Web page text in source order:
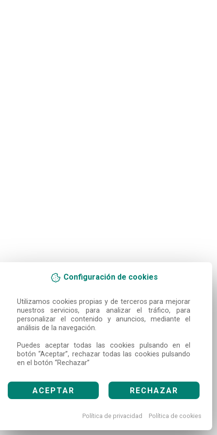
Configuración de cookies
Utilizamos cookies propias y de terceros para mejorar
nuestros servicios, para analizar el tráfico, para
personalizar el contenido y anuncios, mediante el
análisis de la navegación.
Puedes aceptar todas las cookies pulsando en el
botón “Aceptar”, rechazar todas las cookies pulsando
en el botón “Rechazar”
ACEPTAR RECHAZAR
Política de privacidad Política de cookies